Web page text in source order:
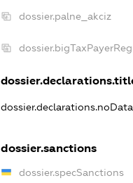
dossier.palne_akciz
dossier.bigTaxPayerReg
dossier.declarations.noData
dossier.sanctions
dossier.specSanctions